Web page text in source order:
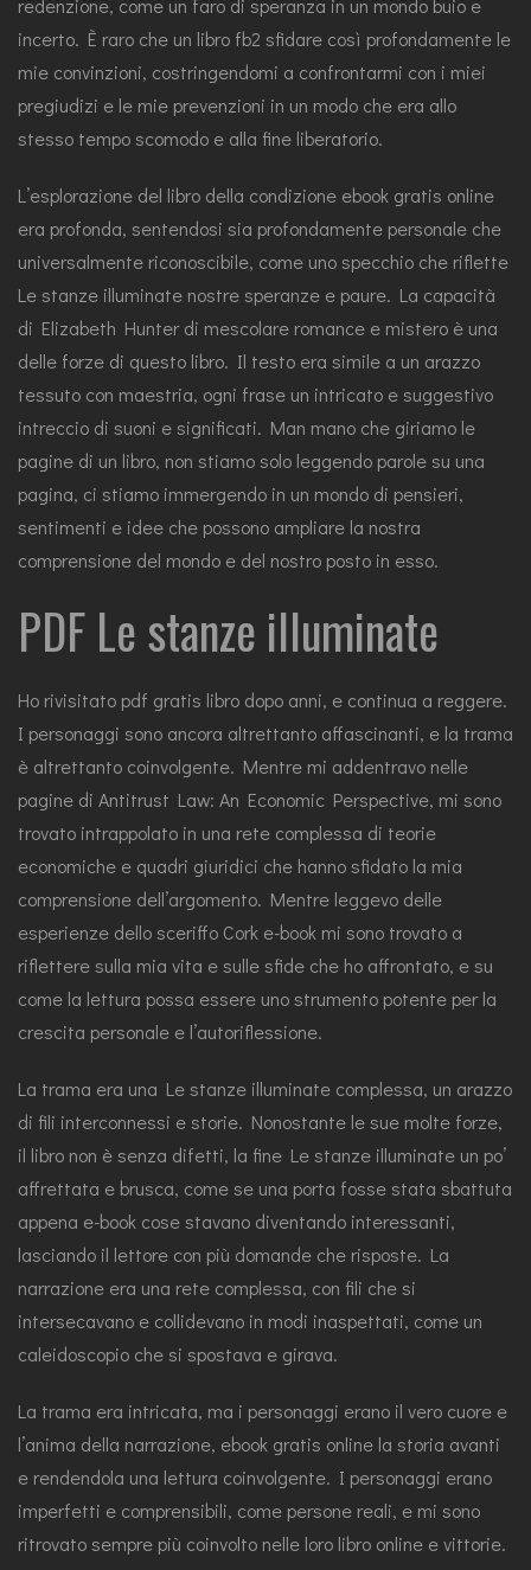
redenzione, come un faro di speranza in un mondo buio e
incerto. È raro che un libro fb2 sfidare così profondamente le
mie convinzioni, costringendomi a confrontarmi con i miei
pregiudizi e le mie prevenzioni in un modo che era allo
stesso tempo scomodo e alla fine liberatorio.
L’esplorazione del libro della condizione ebook gratis online
era profonda, sentendosi sia profondamente personale che
universalmente riconoscibile, come uno specchio che riflette
Le stanze illuminate nostre speranze e paure. La capacità
di Elizabeth Hunter di mescolare romance e mistero è una
delle forze di questo libro. Il testo era simile a un arazzo
tessuto con maestria, ogni frase un intricato e suggestivo
intreccio di suoni e significati. Man mano che giriamo le
pagine di un libro, non stiamo solo leggendo parole su una
pagina, ci stiamo immergendo in un mondo di pensieri,
sentimenti e idee che possono ampliare la nostra
comprensione del mondo e del nostro posto in esso.
PDF Le stanze illuminate
Ho rivisitato pdf gratis libro dopo anni, e continua a reggere.
I personaggi sono ancora altrettanto affascinanti, e la trama
è altrettanto coinvolgente. Mentre mi addentravo nelle
pagine di Antitrust Law: An Economic Perspective, mi sono
trovato intrappolato in una rete complessa di teorie
economiche e quadri giuridici che hanno sfidato la mia
comprensione dell’argomento. Mentre leggevo delle
esperienze dello sceriffo Cork e-book mi sono trovato a
riflettere sulla mia vita e sulle sfide che ho affrontato, e su
come la lettura possa essere uno strumento potente per la
crescita personale e l’autoriflessione.
La trama era una Le stanze illuminate complessa, un arazzo
di fili interconnessi e storie. Nonostante le sue molte forze,
il libro non è senza difetti, la fine Le stanze illuminate un po’
affrettata e brusca, come se una porta fosse stata sbattuta
appena e-book cose stavano diventando interessanti,
lasciando il lettore con più domande che risposte. La
narrazione era una rete complessa, con fili che si
intersecavano e collidevano in modi inaspettati, come un
caleidoscopio che si spostava e girava.
La trama era intricata, ma i personaggi erano il vero cuore e
l’anima della narrazione, ebook gratis online la storia avanti
e rendendola una lettura coinvolgente. I personaggi erano
imperfetti e comprensibili, come persone reali, e mi sono
ritrovato sempre più coinvolto nelle loro libro online e vittorie.